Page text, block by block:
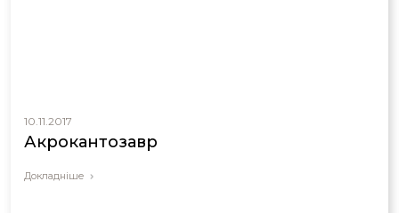
10.11.2017
Акрокантозавр
Докладніше